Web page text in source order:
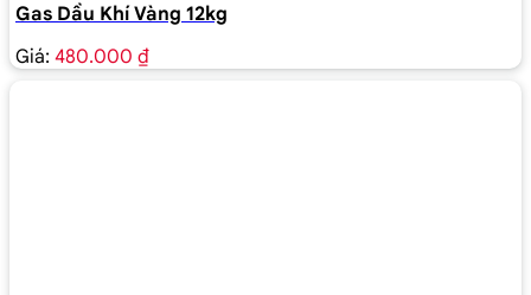
Gas Dầu Khí Vàng 12kg
Giá: 480.000 ₫